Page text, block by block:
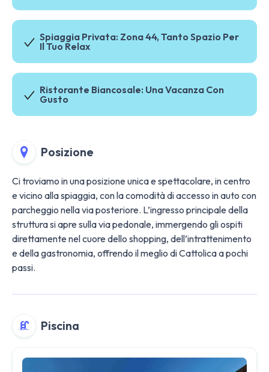
Spiaggia Privata: Zona 44, Tanto Spazio Per
Il Tuo Relax
Ristorante Biancosale: Una Vacanza Con
Gusto
Posizione
Ci troviamo in una posizione unica e spettacolare, in centro
e vicino alla spiaggia, con la comodità di accesso in auto con
parcheggio nella via posteriore. L’ingresso principale della
struttura si apre sulla via pedonale, immergendo gli ospiti
direttamente nel cuore dello shopping, dell’intrattenimento
e della gastronomia, offrendo il meglio di Cattolica a pochi
passi.
Piscina